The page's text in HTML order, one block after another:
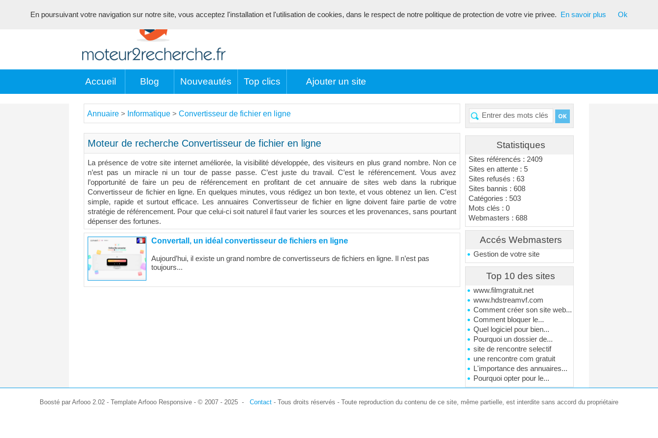
Accueil Blog Nouveautés Top clics Ajouter un site
Statistiques
Sites référencés : 2409
Sites en attente : 5
Sites refusés : 63
Sites bannis : 608
Catégories : 503
Mots clés : 0
Webmasters : 688
Accés Webmasters
Gestion de votre site
Top 10 des sites
www.filmgratuit.net
www.hdstreamvf.com
Comment créer son site web...
Comment bloquer le...
Quel logiciel pour bien...
Pourquoi un dossier de...
site de rencontre selectif
une rencontre com gratuit
L'importance des annuaires...
Pourquoi opter pour le...
Annuaire > Informatique > Convertisseur de fichier en ligne
Moteur de recherche Convertisseur de fichier en ligne
La présence de votre site internet améliorée, la visibilité développée, des visiteurs en plus grand nombre. Non ce
n’est pas un miracle ni un tour de passe passe. C’est juste du travail. C’est le référencement. Vous avez
l’opportunité de faire un peu de référencement en profitant de cet annuaire de sites web dans la rubrique
Convertisseur de fichier en ligne. En quelques minutes, vous rédigez un bon texte, et vous obtenez un lien. C’est
simple, rapide et surtout efficace. Les annuaires Convertisseur de fichier en ligne doivent faire partie de votre
stratégie de référencement. Pour que celui-ci soit naturel il faut varier les sources et les provenances, sans pourtant
dépenser des fortunes.
Convertall, un idéal convertisseur de fichiers en ligne
Aujourd’hui, il existe un grand nombre de convertisseurs de fichiers en ligne. Il n’est pas
toujours...
Boosté par Arfooo 2.02 - Template Arfooo Responsive - © 2007 - 2025 - Contact - Tous droits réservés - Toute reproduction du contenu de ce site, même partielle, est interdite sans accord du propriétaire
En poursuivant votre navigation sur notre site, vous acceptez l'installation et l'utilisation de cookies, dans le respect de notre politique de protection de votre vie privee. En savoir plus Ok